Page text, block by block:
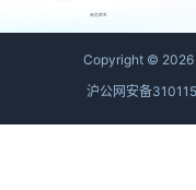
商务联系
Copyright © 2026
沪公网安备